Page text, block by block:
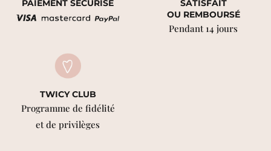
PAIEMENT SÉCURISÉ
SATISFAIT
OU REMBOURSÉ
Pendant 14 jours
TWICY CLUB
Programme de fidélité
et de privilèges